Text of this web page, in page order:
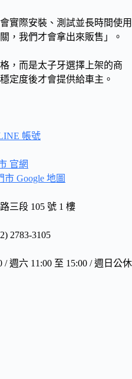
實際安裝、測試並長時間使用
我們才會拿出來販售」。
，而是太子牙選擇上架的商
定度後才會提供給車主。
帳號
官網
Google 地圖
三段 105 號 1 樓
2783-3105
/ 週六 11:00 至 15:00 / 週日公休